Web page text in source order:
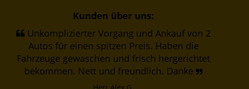
Kunden über uns:
Unkomplizierter Vorgang und Ankauf von 2
Autos für einen spitzen Preis. Haben die
Fahrzeuge gewaschen und frisch hergerichtet
bekommen. Nett und freundlich. Danke